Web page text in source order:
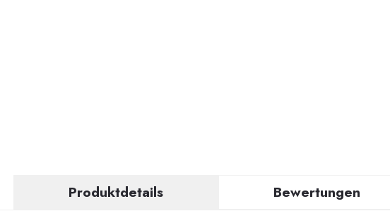
Produktdetails Bewertungen